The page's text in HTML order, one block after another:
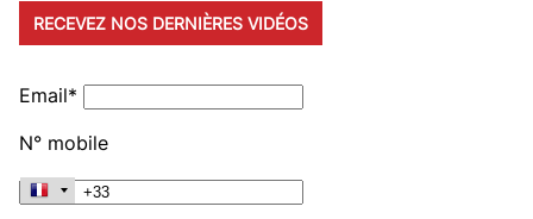
RECEVEZ NOS DERNIÈRES VIDÉOS
Email*
N° mobile